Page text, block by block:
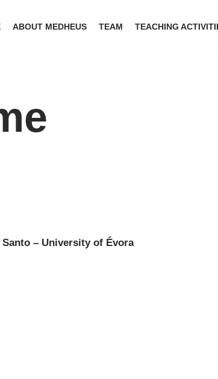
ABOUT MEDHEUS TEAM TEACHING
– University of Évora